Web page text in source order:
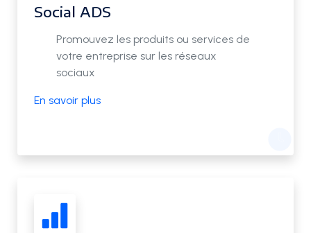
Social ADS
Promouvez les produits ou services de
votre entreprise sur les réseaux
sociaux
En savoir plus